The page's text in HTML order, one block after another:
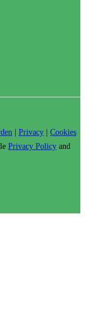
Privacy
Cookies
Privacy Policy and